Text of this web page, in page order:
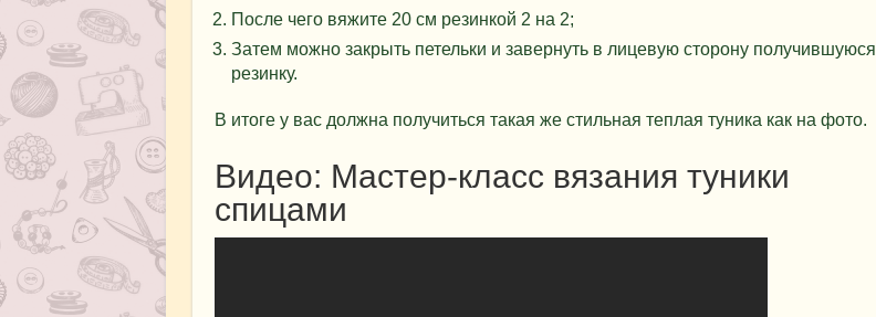
После чего вяжите 20 см резинкой 2 на 2;
Затем можно закрыть петельки и завернуть в лицевую сторону получившуюся
резинку.
В итоге у вас должна получиться такая же стильная теплая туника как на фото.
Видео: Мастер-класс вязания туники
спицами